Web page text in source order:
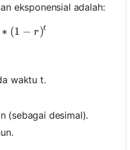
eksponensial adalah:
= N_0 * (1 - r)^t
∗ (1 − r)t
waktu t.
(sebagai desimal).